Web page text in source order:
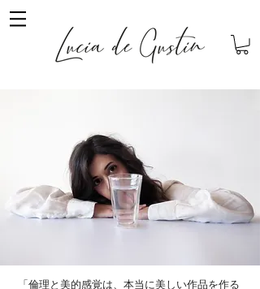
「倫理と美的感覚は、本当に美しい作品を作る